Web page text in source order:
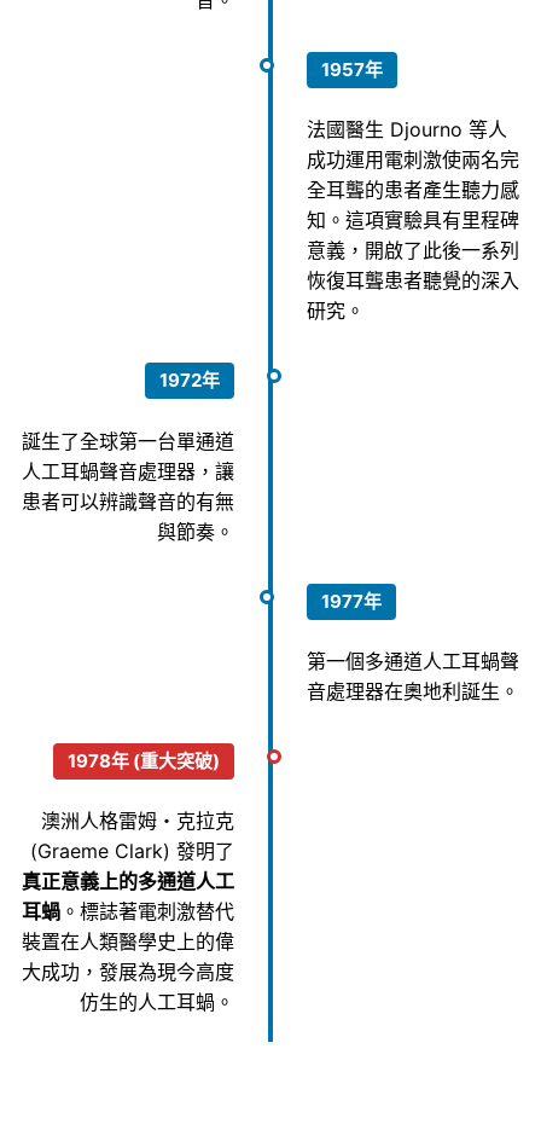
1957年
法國醫生 Djourno 等人
成功運用電刺激使兩名完
全耳聾的患者產生聽力感
知。這項實驗具有里程碑
意義，開啟了此後一系列
恢復耳聾患者聽覺的深入
研究。
1972年
誕生了全球第一台單通道
人工耳蝸聲音處理器，讓
患者可以辨識聲音的有無
與節奏。
1977年
第一個多通道人工耳蝸聲
音處理器在奧地利誕生。
1978年 (重大突破)
澳洲人格雷姆・克拉克
(Graeme Clark) 發明了
真正意義上的多通道人工
耳蝸 。標誌著電刺激替代
裝置在人類醫學史上的偉
大成功，發展為現今高度
仿生的人工耳蝸。